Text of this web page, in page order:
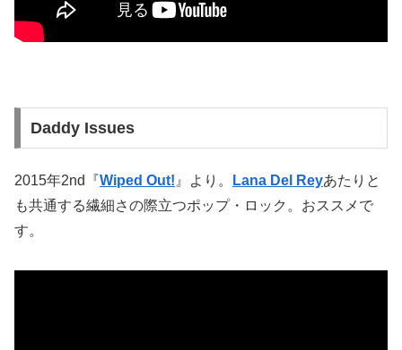
Daddy Issues
2015年2nd『Wiped Out! 』より。 Lana Del Reyあたりと
も共通する繊細さの際立つポップ・ロック。おススメで
す。